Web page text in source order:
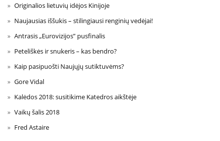
Originalios lietuvių idėjos Kinijoje
Naujausias iššukis – stilingiausi renginių vedėjai!
Antrasis „Eurovizijos” pusfinalis
Peteliškės ir snukeris – kas bendro?
Kaip pasipuošti Naujųjų sutiktuvėms?
Gore Vidal
Kalėdos 2018: susitikime Katedros aikštėje
Vaikų šalis 2018
Fred Astaire